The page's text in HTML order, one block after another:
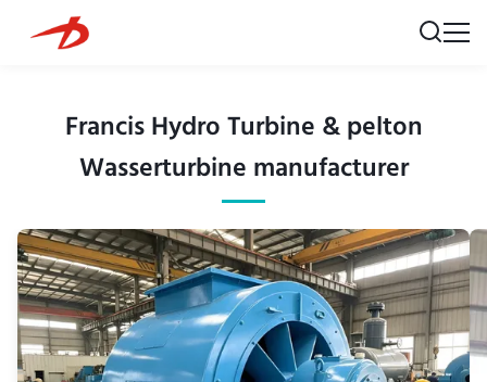
Francis Hydro Turbine & pelton
Wasserturbine manufacturer